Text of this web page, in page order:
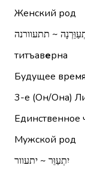
Женский род
~ תתעוורנה
титъаверна
Будущее время
3-е (Он/Она)
Единственное
Мужской род
יִתְעַוֵּר ~ יתעוור